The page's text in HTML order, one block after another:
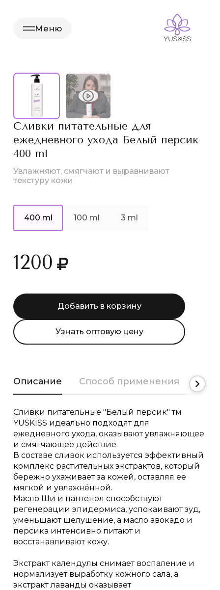
Меню
Сливки питательные для
ежедневного ухода Белый персик
400 ml
Увлажняют, смягчают и выравнивают
текстуру кожи
400 ml 100 ml 3 ml
1200
Добавить в корзину
Узнать оптовую цену
Описание Способ применения
Сливки питательные "Белый персик" тм
YUSKISS идеально подходят для
ежедневного ухода, оказывают увлажняющее
и смягчающее действие.
В составе сливок используется эффективный
комплекс растительных экстрактов, который
бережно ухаживает за кожей, оставляя её
мягкой и увлажнённой.
Масло Ши и пантенол способствуют
регенерации эпидермиса, успокаивают зуд,
уменьшают шелушение, а масло авокадо и
персика интенсивно питают и
восстанавливают кожу.
Экстракт календулы снимает воспаление и
нормализует выработку кожного сала, а
экстракт лаванды оказывает